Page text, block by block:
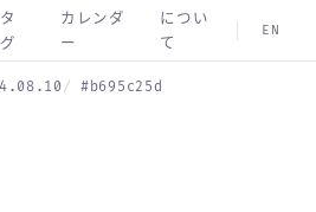
タ
グ
カレンダ
ー
につい
て
EN
#b695c25d